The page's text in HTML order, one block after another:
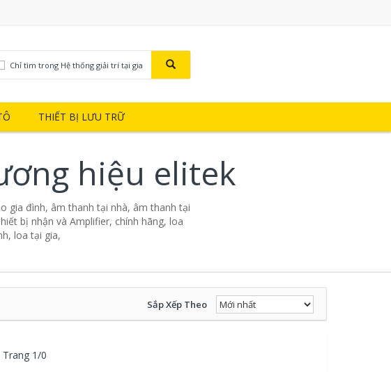
Chỉ tìm trong Hệ thống giải trí tại gia
THIẾT BỊ LƯU TRỮ
hiệu elitek
gia đình, âm thanh tại nhà, âm thanh tại
bị nhận và Amplifier, chính hãng, loa
loa tại gia,
Sắp Xếp Theo
Trang 1/0